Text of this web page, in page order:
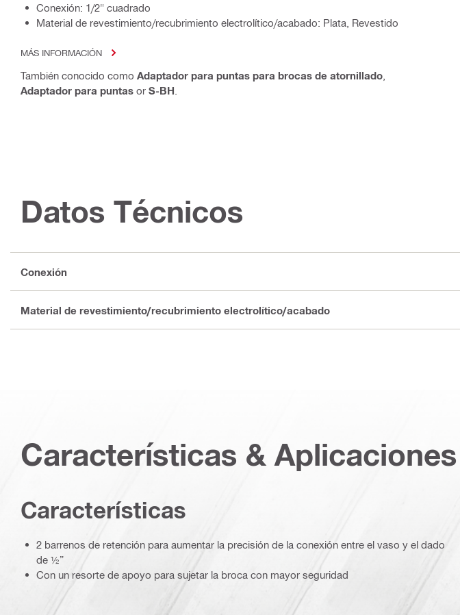
Conexión: 1/2" cuadrado
Material de revestimiento/recubrimiento electrolítico/acabado: Plata, Revestido
MÁS INFORMACIÓN
También conocido como Adaptador para puntas para brocas de atornillado
Adaptador para puntas or S-BH
Datos Técnicos
Conexión
Material de revestimiento/recubrimiento electrolítico/acabado
Características & Aplicaciones
Características
2 barrenos de retención para aumentar la precisión de la conexión entre el vaso y el dado
de ½”
Con un resorte de apoyo para sujetar la broca con mayor seguridad